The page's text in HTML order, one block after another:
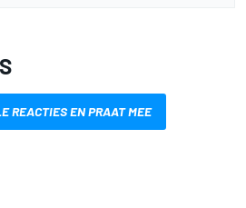
REACTIES EN PRAAT MEE